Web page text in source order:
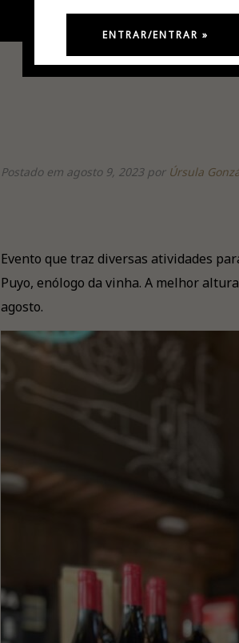
Postado em agosto 9, 2023 por Úrsula
Evento que traz diversas atividades
Puyo, enólogo da vinha. A melhor
agosto.